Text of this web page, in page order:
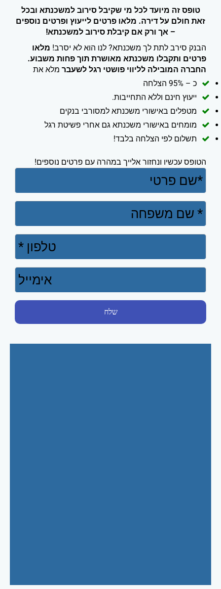
טופס זה מיועד לכל מי שקיבל סירוב למשכנתא ובכל
זאת חולם על דירה. מלאו פרטים לייעוץ ופרטים נוספים
– אך ורק אם קיבלת סירוב למשכנתא!
הבנק סירב לתת לך משכנתא? לנו הוא לא יסרב! מלאו
פרטים ותקבלו משכנתא מאושרת תוך פחות משבוע.
החברה המובילה לליווי פושטי רגל לשעבר
כ – 95% הצלחה
ייעוץ חינם וללא התחייבות.
מטפלים באישורי משכנתא למסורבי בנקים
מומחים באישורי משכנתא גם אחרי פשיטת רגל
תשלום לפי הצלחה בלבד!
מלא את
הטופס עכשיו ונחזור אלייך במהרה עם פרטים נוספים!